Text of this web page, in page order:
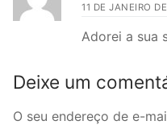
11 DE JANEIRO
Adorei a sua
Deixe um
O seu endereço de e-